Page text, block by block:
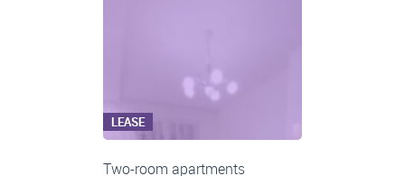
LEASE
Two-room apartments